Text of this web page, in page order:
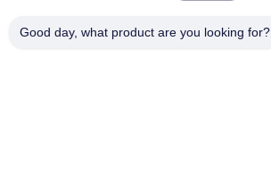
Good day, what product are you looking for?